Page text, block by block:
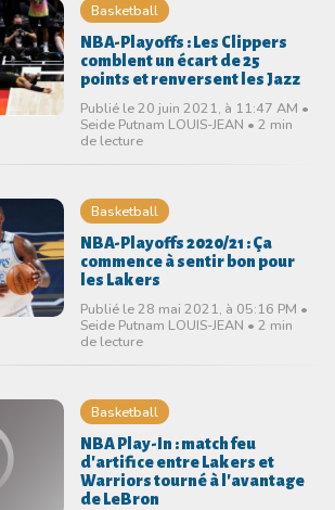
Basketball
NBA-Playoffs : Les Clippers
comblent un écart de 25
points et renversent les Jazz
Publié le 20 juin 2021, à 11:47 AM •
Seide Putnam LOUIS-JEAN • 2 min
de lecture
Basketball
NBA-Playoffs 2020/21 : Ça
commence à sentir bon pour
les Lakers
Publié le 28 mai 2021, à 05:16 PM •
Seide Putnam LOUIS-JEAN • 2 min
de lecture
Basketball
NBA Play-In : match feu
d'artifice entre Lakers et
Warriors tourné à l'avantage
de LeBron